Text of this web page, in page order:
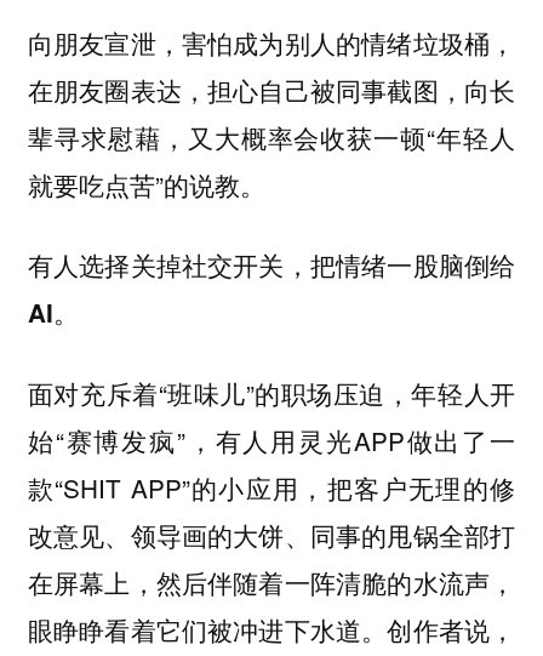
向朋友宣泄，害怕成为别人的情绪垃圾桶，
在朋友圈表达，担心自己被同事截图，向长
辈寻求慰藉，又大概率会收获一顿“年轻人
就要吃点苦”的说教。
有人选择关掉社交开关，把情绪一股脑倒给
AI。
面对充斥着“班味儿”的职场压迫，年轻人开
始“赛博发疯”，有人用灵光APP做出了一
款“SHIT APP”的小应用，把客户无理的修
改意见、领导画的大饼、同事的甩锅全部打
在屏幕上，然后伴随着一阵清脆的水流声，
眼睁睁看着它们被冲进下水道。创作者说，